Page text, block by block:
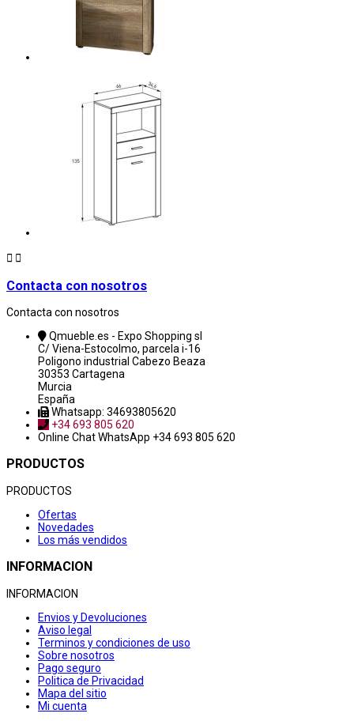
 
Contacta con nosotros
Contacta con nosotros
Qmueble.es - Expo Shopping sl
C/ Viena-Estocolmo, parcela i-16
Poligono industrial Cabezo Beaza
30353 Cartagena
Murcia
España
Whatsapp: 34693805620
+34 693 805 620
Online ChatWhatsApp +34 693 805 620
PRODUCTOS
PRODUCTOS
Ofertas
Novedades
Los más vendidos
INFORMACION
INFORMACION
Envios y Devoluciones
Aviso legal
Terminos y condiciones de uso
Sobre nosotros
Pago seguro
Politica de Privacidad
Mapa del sitio
Mi cuenta